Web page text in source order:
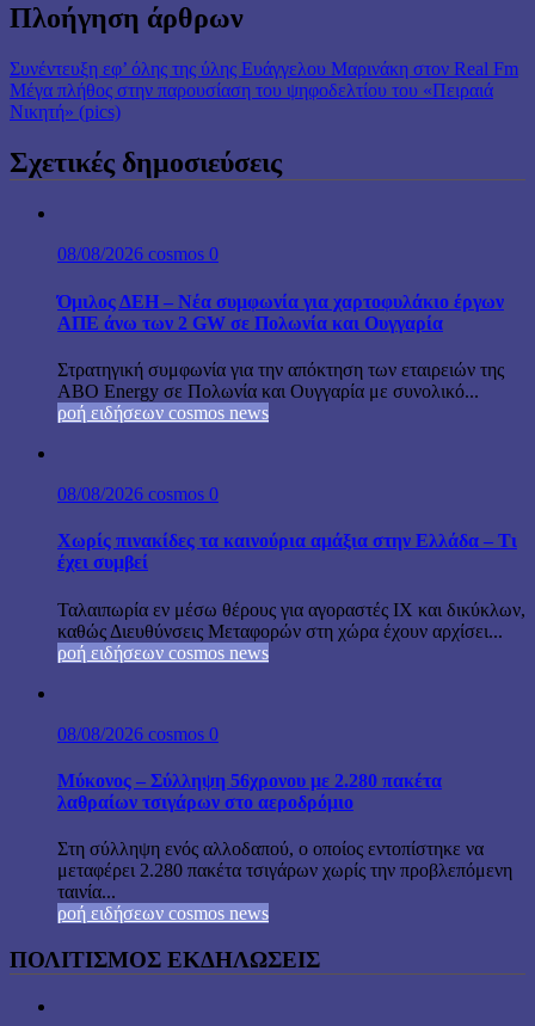
Πλοήγηση άρθρων
Συνέντευξη εφ’ όλης της ύλης Ευάγγελου Μαρινάκη στον Real Fm
Mέγα πλήθος στην παρουσίαση του ψηφοδελτίου του «Πειραιά
Νικητή» (pics)
Σχετικές δημοσιεύσεις
08/08/2026 cosmos 0
Όμιλος ΔΕΗ – Νέα συμφωνία για χαρτοφυλάκιο έργων
ΑΠΕ άνω των 2 GW σε Πολωνία και Ουγγαρία
Στρατηγική συμφωνία για την απόκτηση των εταιρειών της
ABO Energy σε Πολωνία και Ουγγαρία με συνολικό...
ροή ειδήσεων cosmos news
08/08/2026 cosmos 0
Χωρίς πινακίδες τα καινούρια αμάξια στην Ελλάδα – Τι
έχει συμβεί
Ταλαιπωρία εν μέσω θέρους για αγοραστές ΙΧ και δικύκλων,
καθώς Διευθύνσεις Μεταφορών στη χώρα έχουν αρχίσει...
ροή ειδήσεων cosmos news
08/08/2026 cosmos 0
Μύκονος – Σύλληψη 56χρονου με 2.280 πακέτα
λαθραίων τσιγάρων στο αεροδρόμιο
Στη σύλληψη ενός αλλοδαπού, ο οποίος εντοπίστηκε να
μεταφέρει 2.280 πακέτα τσιγάρων χωρίς την προβλεπόμενη
ταινία...
ροή ειδήσεων cosmos news
ΠΟΛΙΤΙΣΜΟΣ ΕΚΔΗΛΩΣΕΙΣ